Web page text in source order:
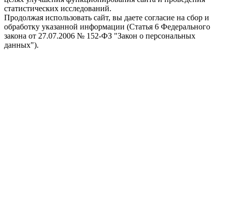
статистических исследований.
Продолжая использовать сайт, вы даете согласие на сбор и
обработку указанной информации (Статья 6 Федерального
закона от 27.07.2006 № 152-ФЗ "Закон о персональных
данных").